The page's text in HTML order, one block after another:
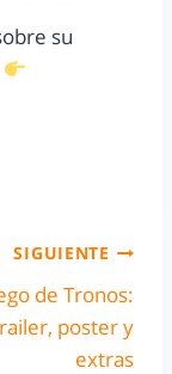
su
SIGUIENTE
de Tronos:
poster y
extras